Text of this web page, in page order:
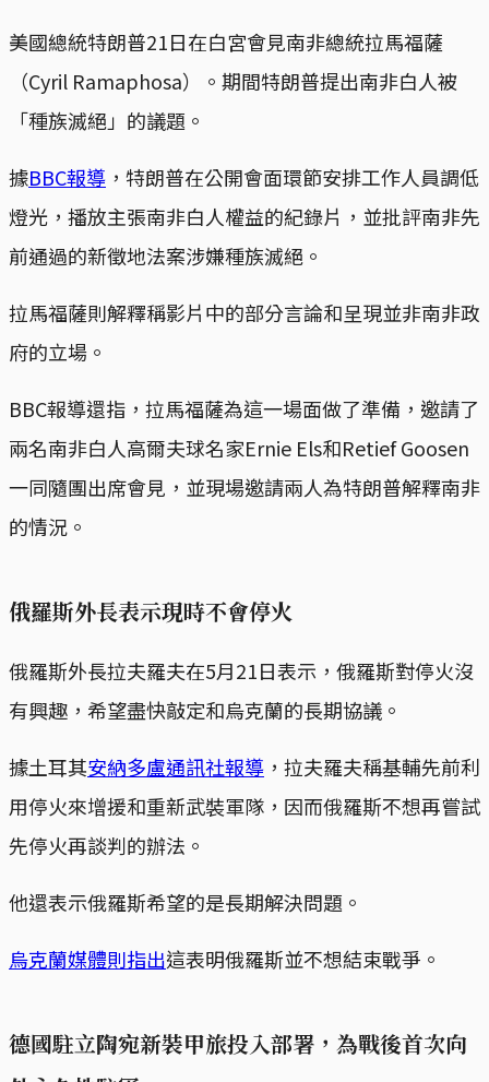
美國總統特朗普21日在白宮會見南非總統拉馬福薩
（Cyril Ramaphosa）。期間特朗普提出南非白人被
「種族滅絕」的議題。
據BBC報導 ，特朗普在公開會面環節安排工作人員調低
燈光，播放主張南非白人權益的紀錄片，並批評南非先
前通過的新徵地法案涉嫌種族滅絕。
拉馬福薩則解釋稱影片中的部分言論和呈現並非南非政
府的立場。
BBC報導還指，拉馬福薩為這一場面做了準備，邀請了
兩名南非白人高爾夫球名家Ernie Els和Retief Goosen
一同隨團出席會見，並現場邀請兩人為特朗普解釋南非
的情況。
俄羅斯外長表示現時不會停火
俄羅斯外長拉夫羅夫在5月21日表示，俄羅斯對停火沒
有興趣，希望盡快敲定和烏克蘭的長期協議。
據土耳其安納多盧通訊社報導 ，拉夫羅夫稱基輔先前利
用停火來增援和重新武裝軍隊，因而俄羅斯不想再嘗試
先停火再談判的辦法。
他還表示俄羅斯希望的是長期解決問題。
烏克蘭媒體則指出這表明俄羅斯並不想結束戰爭。
德國駐立陶宛新裝甲旅投入部署，為戰後首次向